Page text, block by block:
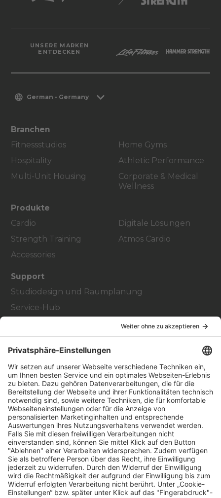
UNSERE MARKEN
ENTDECKEN
German - Germany
Branchen
Fitnessstudios
Hospitality
Multi-Unit Housing
Home Gyms
Athletic Performance
Corporate & Medical
Wellness
Produkte
Cardio
Strength Training
Accessories
Digitale Lösungen
Atmos Cardio
Support
Studiodesign und Raumplanung
Service-Hub
Vertriebspartner finden
Stores Finden
Rechtlich
Zugänglichkeit
Careers
Bei Facility Connect anmelden
Impressum